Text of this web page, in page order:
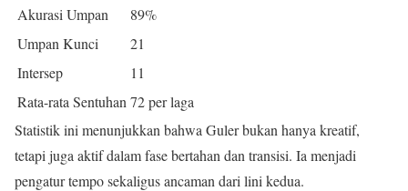
Akurasi Umpan
89%
Umpan Kunci
21
Intersep
11
Rata-rata Sentuhan 72 per laga
Statistik ini menunjukkan bahwa Guler bukan hanya kreatif,
tetapi juga aktif dalam fase bertahan dan transisi. Ia menjadi
pengatur tempo sekaligus ancaman dari lini kedua.